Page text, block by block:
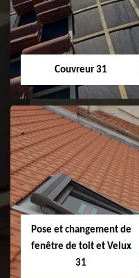
Couvreur 31
Couvreur 31
Pose et changement de
fenêtre de toit et Velux
31